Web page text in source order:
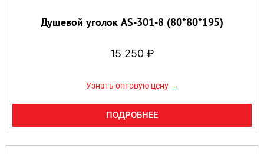
Душевой уголок AS-301-8 (80*80*195)
15 250 ₽
Узнать оптовую цену →
ПОДРОБНЕЕ